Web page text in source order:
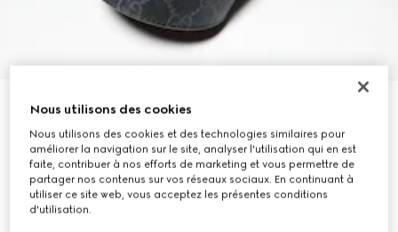
Ceinture avec boucle GG enlacés
€ 395
Déclinaisons Suprême GG
Nous utilisons des cookies
Nous utilisons des cookies et des technologies similaires pour
améliorer la navigation sur le site, analyser l'utilisation qui en est
faite, contribuer à nos efforts de marketing et vous permettre de
partager nos contenus sur vos réseaux sociaux. En continuant à
utiliser ce site web, vous acceptez les présentes conditions
d'utilisation.